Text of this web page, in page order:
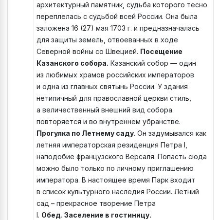
архитектурный памятник, судьба которого тесно
переплелась с судьбой всей России. Она была
заложена 16 (27) мая 1703 г. и предназначалась
для защиты земель, отвоеванных в ходе
Северной войны со Швецией. Посещение
Казанского собора. Казанский собор — один
из любимых храмов российских императоров
и одна из главных святынь России. У здания
нетипичный для православной церкви стиль,
а величественный внешний вид собора
повторяется и во внутреннем убранстве.
Прогулка по Летнему саду. Он задумывался как
летняя императорская резиденция Петра I,
наподобие французского Версаля. Попасть сюда
можно было только по личному приглашению
императора. В настоящее время Парк входит
в список культурного наследия России. Летний
сад – прекрасное творение Петра
I. Обед. Заселение в гостиницу.